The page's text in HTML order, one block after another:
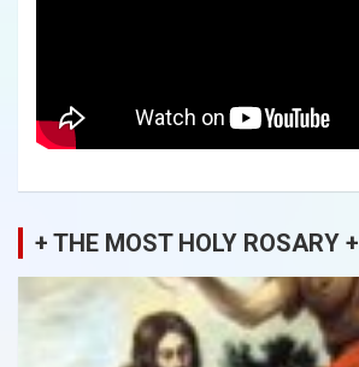
+ THE MOST HOLY ROSARY +